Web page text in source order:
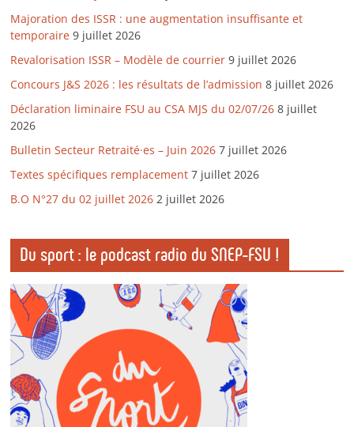
Majoration des ISSR : une augmentation insuffisante et
temporaire 9 juillet 2026
Revalorisation ISSR – Modèle de courrier 9 juillet 2026
Concours J&S 2026 : les résultats de l’admission 8 juillet 2026
Déclaration liminaire FSU au CSA MJS du 02/07/26 8 juillet
2026
Bulletin Secteur Retraité·es – Juin 2026 7 juillet 2026
Textes spécifiques remplacement 7 juillet 2026
B.O N°27 du 02 juillet 2026 2 juillet 2026
Du sport : le podcast radio du SNEP-FSU !